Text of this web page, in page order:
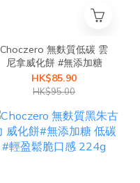
Choczero 無麩質低碳 雲
尼拿威化餅 #無添加糖
HK$85.90
HK$95.00